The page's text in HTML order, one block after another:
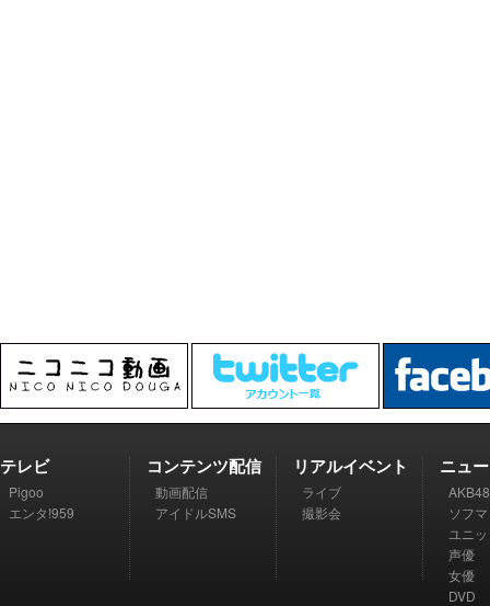
テレビ
Pigoo
エンタ!959
コンテンツ配信
動画配信
アイドルSMS
リアルイベント
ライブ
撮影会
ニュ
AKB48
ソフ
ユニ
声優
女優
DVD